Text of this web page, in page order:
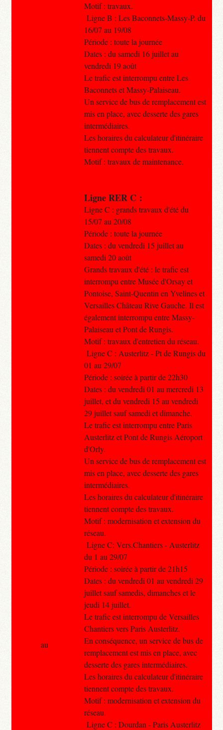
Motif : travaux.
Ligne B : Les Baconnets-Massy-P. du
16/07 au 19/08
Période : toute la journée
Dates : du samedi 16 juillet au
vendredi 19 août
Le trafic est interrompu entre Les
Baconnets et Massy-Palaiseau.
Un service de bus de remplacement est
mis en place, avec desserte des gares
intermédiaires.
Les horaires du calculateur d'itinéraire
tiennent compte des travaux.
Motif : travaux de maintenance.
Ligne RER C :
Ligne C : grands travaux d'été du
15/07 au 20/08
Période : toute la journée
Dates : du vendredi 15 juillet au
samedi 20 août
Grands travaux d'été : le trafic est
interrompu entre Musée d'Orsay et
Pontoise, Saint-Quentin en Yvelines et
Versailles Château Rive Gauche. Il est
également interrompu entre Massy-
Palaiseau et Pont de Rungis.
Motif : travaux d'entretien du réseau.
Ligne C : Austerlitz - Pt de Rungis du
01 au 29/07
Période : soirée à partir de 22h30
Dates : du vendredi 01 au mercredi 13
juillet, et du vendredi 15 au vendredi
29 juillet sauf samedi et dimanche.
Le trafic est interrompu entre Paris
Austerlitz et Pont de Rungis Aéroport
d'Orly.
Un service de bus de remplacement est
mis en place, avec desserte des gares
intermédiaires.
Les horaires du calculateur d'itinéraire
tiennent compte des travaux.
Motif : modernisation et extension du
réseau.
Ligne C: Vers.Chantiers - Austerlitz
du 1 au 29/07
Période : soirée à partir de 21h15
Dates : du vendredi 01 au vendredi 29
juillet sauf samedis, dimanches et le
jeudi 14 juillet.
Le trafic est interrompu de Versailles
Chantiers vers Paris Austerlitz.
En conséquence, un service de bus de
remplacement est mis en place, avec
desserte des gares intermédiaires.
Les horaires du calculateur d'itinéraire
tiennent compte des travaux.
Motif : modernisation et extension du
réseau.
Ligne C : Dourdan - Paris Austerlitz
au